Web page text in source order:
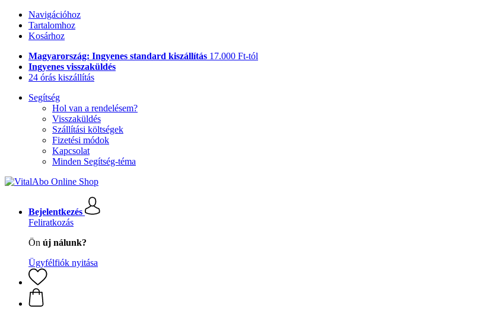
Navigációhoz
Tartalomhoz
Kosárhoz
Magyarország: Ingyenes standard kiszállítás 17.000 Ft-tól
Ingyenes visszaküldés
24 órás kiszállítás
Segítség
Hol van a rendelésem?
Visszaküldés
Szállítási költségek
Fizetési módok
Kapcsolat
Minden Segítség-téma
Bejelentkezés
Feliratkozás
Ön új nálunk?
Ügyfélfiók nyitása